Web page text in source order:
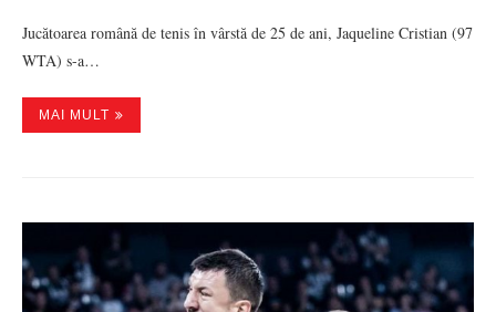
Jucătoarea română de tenis în vârstă de 25 de ani, Jaqueline Cristian (97
WTA) s-a…
MAI MULT